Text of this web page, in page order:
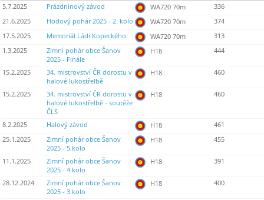
5.7.2025 Prázdninový závod WA720 70m
336
21.6.2025
Hodový pohár 2025 - 2. kolo WA720 70m
374
17.5.2025
Memoriál Ládi Kopeckého WA720 70m
313
1.3.2025
Zimní pohár obce Šanov
2025 - Finále
H18 444
15.2.2025
34. mistrovství ČR dorostu v
halové lukostřelbě
H18 460
15.2.2025
34. mistrovství ČR dorostu v
halové lukostřelbě - soutěže
ČLS
H18 460
8.2.2025 Halový závod H18
461
25.1.2025
Zimní pohár obce Šanov
2025 - 5.kolo
H18 455
11.1.2025
Zimní pohár obce Šanov
2025 - 4.kolo
H18 391
28.12.2024
Zimní pohár obce Šanov
2025 - 3.kolo
H18 400